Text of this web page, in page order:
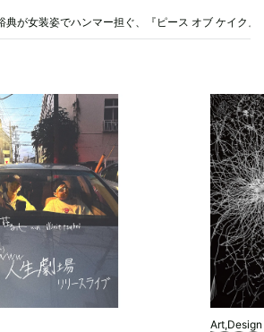
典が女装姿でハンマー担ぐ、『ピース オブ ケイク』
Art,Design